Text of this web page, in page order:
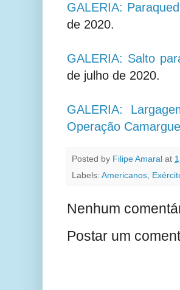
GALERIA:
de 2020.
GALERIA: Salto
de julho de 2020.
GALERIA:
Operação Camargue
Posted by Filipe Amaral at
Labels: Americanos
Nenhum
Postar um